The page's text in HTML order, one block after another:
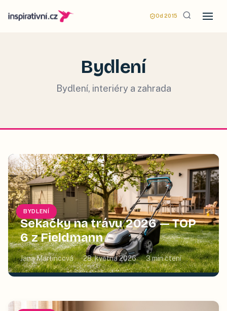
Od 2015
Bydlení
Bydlení, interiéry a zahrada
BYDLENÍ
Sekačky na trávu 2026 — TOP
6 z Fieldmann
Jana Martincová 28. května 2026 3min čtení